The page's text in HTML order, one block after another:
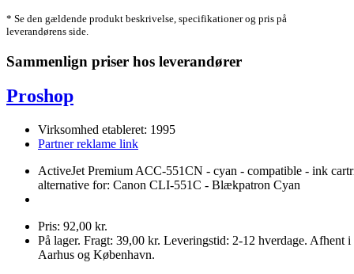
* Se den gældende produkt beskrivelse, specifikationer og pris på
leverandørens side.
Sammenlign priser hos leverandører
Proshop
Virksomhed etableret: 1995
Partner reklame link
ActiveJet Premium ACC-551CN - cyan - compatible - ink
alternative for: Canon CLI-551C - Blækpatron Cyan
Pris: 92,00 kr.
På lager. Fragt: 39,00 kr. Leveringstid: 2-12 hverdage. Afhent i
Aarhus og København.